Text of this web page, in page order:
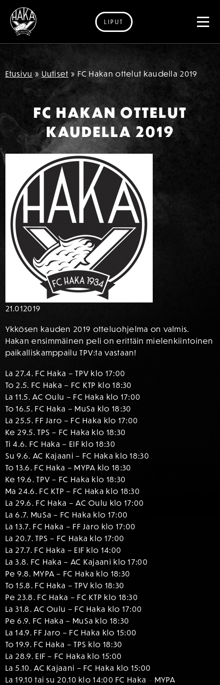
Siirry sisältöön
LIPUT
Etusivu » Uutiset » FC Hakan ottelut kaudella 2019
FC HAKAN OTTELUT
KAUDELLA 2019
21.012019
Ykkösen kauden 2019 otteluohjelma on valmis.
Hakan ensimmäinen peli on erittäin mielenkiintoinen
paikalliskamppailu TPV:ta vastaan!
La 27.4. FC Haka – TPV klo 17:00
To 2.5. FC Haka – FC KTP klo 18:30
La 11.5. AC Oulu – FC Haka klo 17:00
To 16.5. FC Haka – MuSa klo 18:30
La 25.5. FF Jaro – FC Haka klo 17:00
Ke 29.5. TPS – FC Haka klo 18:30
Ti 4.6. FC Haka – EIF klo 18:30
Su 9.6. AC Kajaani – FC Haka klo 18:30
To 13.6. FC Haka – MYPA klo 18:30
Ke 19.6. TPV – FC Haka klo 18:30
Ma 24.6. FC KTP – FC Haka klo 18:30
La 29.6. FC Haka – AC Oulu klo 17:00
La 6.7. MuSa – FC Haka klo 17:00
La 13.7. FC Haka – FF Jaro klo 17:00
La 20.7. TPS – FC Haka klo 17:00
La 27.7. FC Haka – EIF klo 14:00
La 3.8. FC Haka – AC Kajaani klo 17:00
Pe 9.8. MYPA – FC Haka klo 18:30
To 15.8. FC Haka – TPV klo 18:30
Pe 23.8. FC Haka – FC KTP klo 18:30
La 31.8. AC Oulu – FC Haka klo 17:00
Pe 6.9. FC Haka – MuSa klo 18:30
La 14.9. FF Jaro – FC Haka klo 15:00
To 19.9. FC Haka – TPS klo 18:30
La 28.9. EIF – FC Haka klo 15:00
La 5.10. AC Kajaani – FC Haka klo 15:00
La 19.10 tai su 20.10 klo 14:00 FC Haka – MYPA